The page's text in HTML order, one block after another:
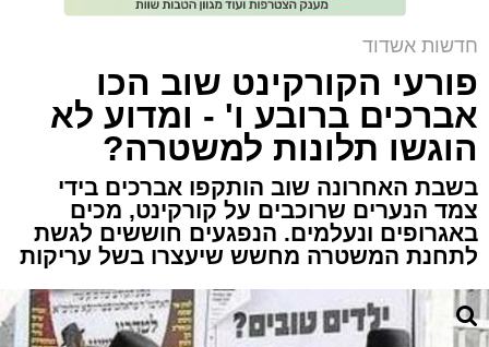
חדשות אשדוד
פורעי הקורקינט שוב הכו
אברכים ברובע ו' - ומדוע לא
הוגשו תלונות למשטרה?
בשבת האחרונה שוב הותקפו אברכים בידי
צמד הנערים שרוכבים על קורקינט, מכים
באגרופים ונעלמים. הנפגעים חוששים לגשת
לתחנת המשטרה מחשש שיעצרו בשל עריקות